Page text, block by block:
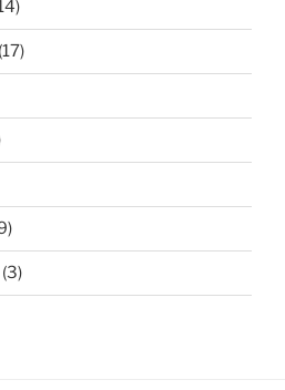
(17)
(3)